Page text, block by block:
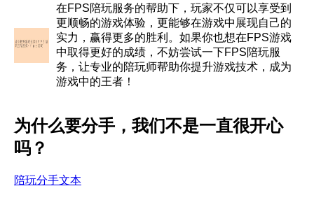
在FPS陪玩服务的帮助下，玩家不仅可以享受到
更顺畅的游戏体验，更能够在游戏中展现自己的
实力，赢得更多的胜利。如果你也想在FPS游戏
中取得更好的成绩，不妨尝试一下FPS陪玩服
务，让专业的陪玩师帮助你提升游戏技术，成为
游戏中的王者！
为什么要分手，我们不是一直很开心
吗？
陪玩分手文本